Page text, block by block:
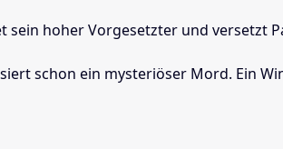
hoher Vorgesetzter und versetzt
schon ein mysteriöser Mord. Ein